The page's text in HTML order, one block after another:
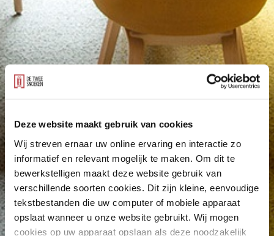
Deze website maakt gebruik van cookies
Wij streven ernaar uw online ervaring en interactie zo
informatief en relevant mogelijk te maken. Om dit te
bewerkstelligen maakt deze website gebruik van
verschillende soorten cookies. Dit zijn kleine, eenvoudige
tekstbestanden die uw computer of mobiele apparaat
opslaat wanneer u onze website gebruikt. Wij mogen
cookies op uw apparaat opslaan als deze noodzakelijk